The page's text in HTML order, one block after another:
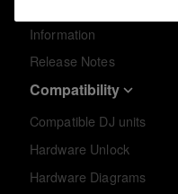
Information
Release Notes
Compatibility
Compatible DJ units
Hardware Unlock
Hardware Diagrams